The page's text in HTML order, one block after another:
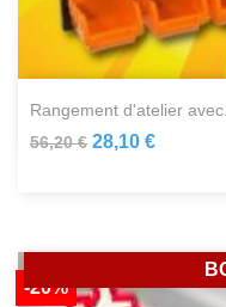
rangement d'atelier
56,20 € 28,10 €
-20%